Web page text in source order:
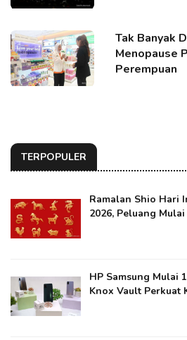
Tak Banyak
Menopause
Perempuan
TERPOPULER
Ramalan Shio Hari
2026, Peluang
HP Samsung Mulai
Knox Vault Perkuat